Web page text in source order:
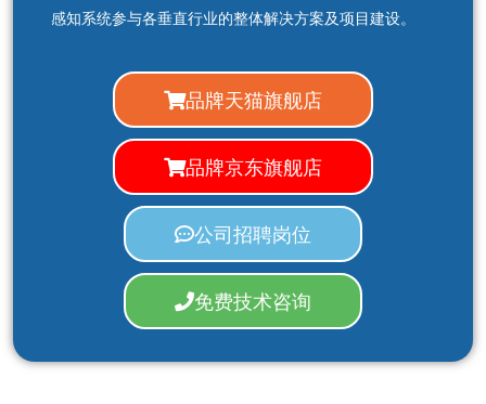
感知系统参与各垂直行业的整体解决方案及项目建设。
品牌天猫旗舰店
品牌京东旗舰店
公司招聘岗位
免费技术咨询